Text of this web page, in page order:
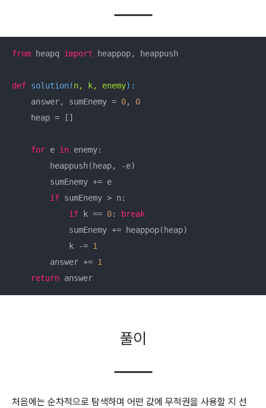
from heapq import heappop, heappush
def solution(n, k, enemy):
    answer, sumEnemy =
0, 0
    heap = []
for e in enemy:
        heappush(heap, -e)
        sumEnemy += e
if sumEnemy > n:
if k == 0:
break
            sumEnemy += heappop(heap)
            k -=
1
        answer +=
1
return answer
풀이
처음에는 순차적으로 탐색하며 어떤 값에 무적권을 사용할 지 선